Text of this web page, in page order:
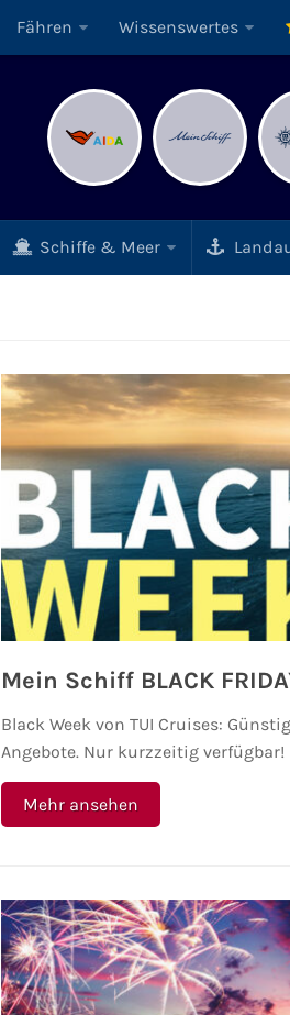
Fähren Wissenswertes
Schiffe & Meer
Mein Schiff BLACK
Black Week von TUI Cruises:
Angebote. Nur kurzzeitig verfügbar!
Mehr ansehen